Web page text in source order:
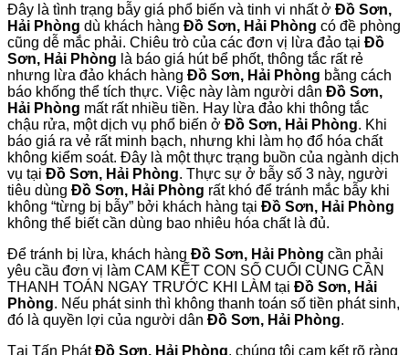
Đây là tình trạng bẫy giá phổ biến và tinh vi nhất ở Đồ Sơn,
Hải Phòng dù khách hàng Đồ Sơn, Hải Phòng có đề phòng
cũng dễ mắc phải. Chiêu trò của các đơn vị lừa đảo tại Đồ
Sơn, Hải Phòng là báo giá hút bể phốt, thông tắc rất rẻ
nhưng lừa đảo khách hàng Đồ Sơn, Hải Phòng bằng cách
báo khống thể tích thực. Việc này làm người dân Đồ Sơn,
Hải Phòng mất rất nhiều tiền. Hay lừa đảo khi thông tắc
chậu rửa, một dịch vụ phổ biến ở Đồ Sơn, Hải Phòng. Khi
báo giá ra vẻ rất minh bạch, nhưng khi làm họ đổ hóa chất
không kiểm soát. Đây là một thực trạng buồn của ngành dịch
vụ tại Đồ Sơn, Hải Phòng. Thực sự ở bẫy số 3 này, người
tiêu dùng Đồ Sơn, Hải Phòng rất khó để tránh mắc bẫy khi
không “từng bị bẫy” bởi khách hàng tại Đồ Sơn, Hải Phòng
không thể biết cần dùng bao nhiêu hóa chất là đủ.
Để tránh bị lừa, khách hàng Đồ Sơn, Hải Phòng cần phải
yêu cầu đơn vị làm CAM KẾT CON SỐ CUỐI CÙNG CẦN
THANH TOÁN NGAY TRƯỚC KHI LÀM tại Đồ Sơn, Hải
Phòng. Nếu phát sinh thì không thanh toán số tiền phát sinh,
đó là quyền lợi của người dân Đồ Sơn, Hải Phòng.
Tại Tấn PhátĐồ Sơn, Hải Phòng, chúng tôi cam kết rõ ràng